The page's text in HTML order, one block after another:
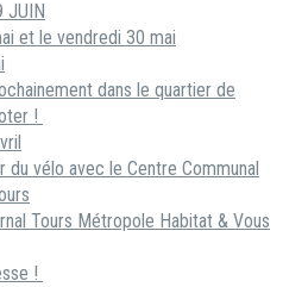
JUIN
et le vendredi 30 mai
dans le quartier de
!
du vélo avec le Centre Communal
Tours Métropole Habitat & Vous
!